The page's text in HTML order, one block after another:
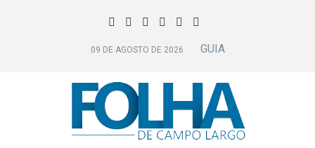
09 DE AGOSTO DE 2026 GUIA